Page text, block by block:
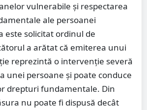
vulnerabile și respectarea
ale persoanei
este solicitat ordinul de
a arătat că emiterea unui
reprezintă o intervenție severă
unei persoane și poate conduce
drepturi fundamentale. Din
nu poate fi dispusă decât